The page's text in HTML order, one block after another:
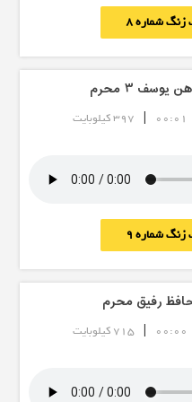
شماره 8
٣ محرم
00:01
| 397 کیلوبایت
شماره 9
رفیق محرم
00:00
| 715 کیلوبایت